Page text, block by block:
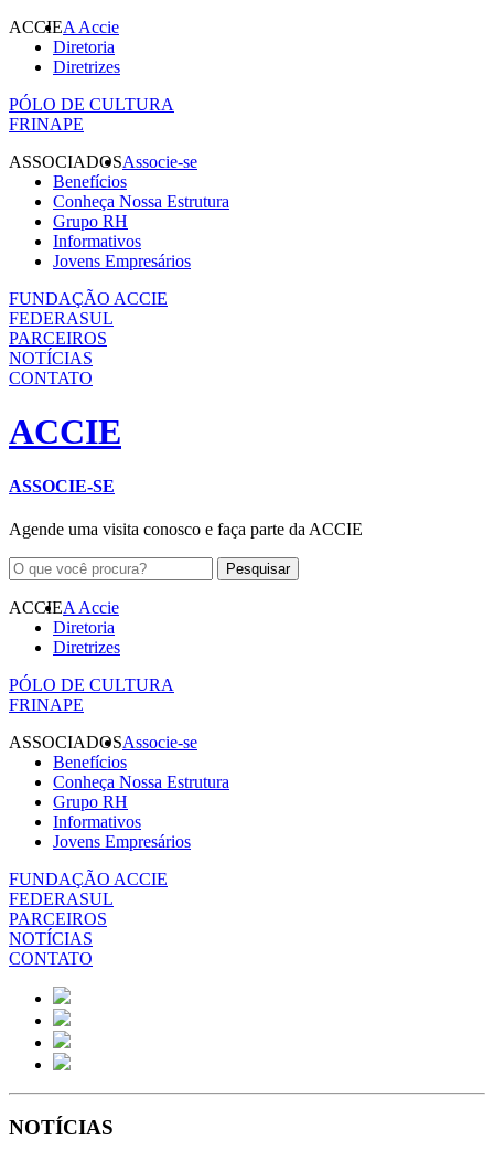
ACCIEA Accie
Diretoria
Diretrizes
PÓLO DE CULTURA
FRINAPE
ASSOCIADOSAssocie-se
Benefícios
Conheça Nossa Estrutura
Grupo RH
Informativos
Jovens Empresários
FUNDAÇÃO ACCIE
FEDERASUL
PARCEIROS
NOTÍCIAS
CONTATO
ACCIE
ASSOCIE-SE
Agende uma visita conosco e faça parte da ACCIE
ACCIEA Accie
Diretoria
Diretrizes
PÓLO DE CULTURA
FRINAPE
ASSOCIADOSAssocie-se
Benefícios
Conheça Nossa Estrutura
Grupo RH
Informativos
Jovens Empresários
FUNDAÇÃO ACCIE
FEDERASUL
PARCEIROS
NOTÍCIAS
CONTATO
NOTÍCIAS